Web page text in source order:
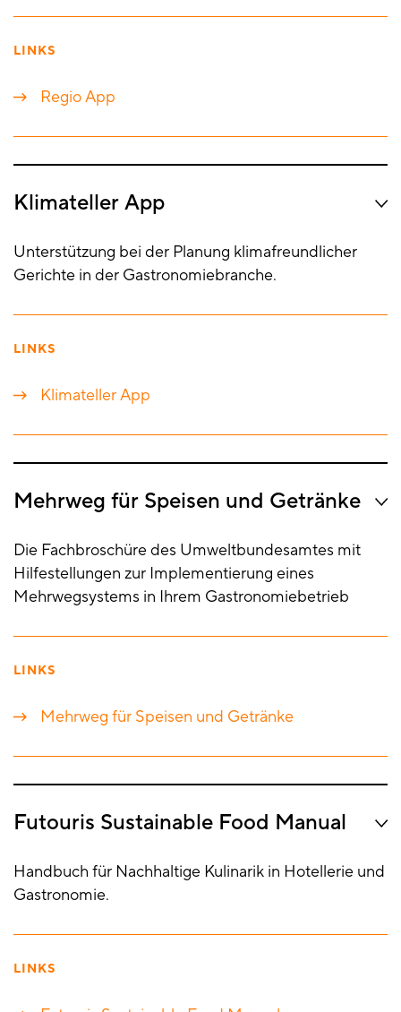
LINKS
Regio App
Klimateller App
Unterstützung bei der Planung klimafreundlicher
Gerichte in der Gastronomiebranche.
LINKS
Klimateller App
Mehrweg für Speisen und Getränke
Die Fachbroschüre des Umweltbundesamtes mit
Hilfestellungen zur Implementierung eines
Mehrwegsystems in Ihrem Gastronomiebetrieb
LINKS
Mehrweg für Speisen und Getränke
Futouris Sustainable Food Manual
Handbuch für Nachhaltige Kulinarik in Hotellerie und
Gastronomie.
LINKS